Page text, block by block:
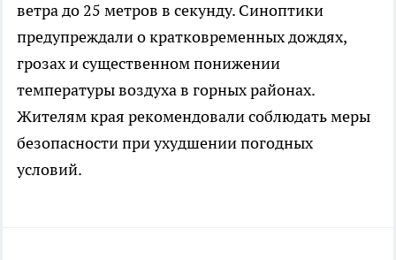
ветра до 25 метров в секунду. Синоптики
предупреждали о кратковременных дождях,
грозах и существенном понижении
температуры воздуха в горных районах.
Жителям края рекомендовали соблюдать меры
безопасности при ухудшении погодных
условий.